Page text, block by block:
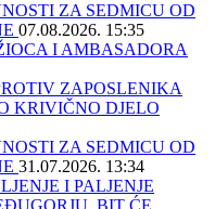
ZA SEDMICU OD
07.08.2026. 15:35
I AMBASADORA
ZAPOSLENIKA
KRIVIČNO DJELO
ZA SEDMICU OD
31.07.2026. 13:34
I PALJENJE